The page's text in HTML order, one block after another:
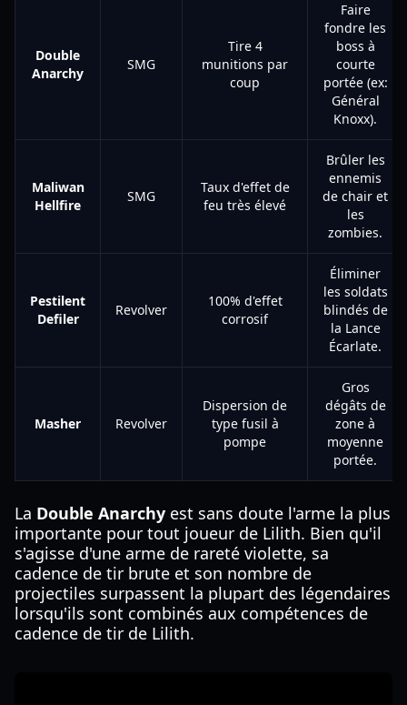
Double
Anarchy
SMG
Tire 4
munitions par
coup
Faire
fondre les
boss à
courte
portée (ex:
Général
Knoxx).
Maliwan
Hellfire
SMG
Taux d'effet de
feu très élevé
Brûler les
ennemis
de chair et
les
zombies.
Pestilent
Defiler
Revolver
100% d'effet
corrosif
Éliminer
les soldats
blindés de
la Lance
Écarlate.
Masher Revolver
Dispersion de
type fusil à
pompe
Gros
dégâts de
zone à
moyenne
portée.
La Double Anarchy est sans doute l'arme la plus
importante pour tout joueur de Lilith. Bien qu'il
s'agisse d'une arme de rareté violette, sa
cadence de tir brute et son nombre de
projectiles surpassent la plupart des légendaires
lorsqu'ils sont combinés aux compétences de
cadence de tir de Lilith.